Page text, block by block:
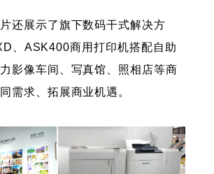
还展示了旗下数码干式解决方
、ASK400商用打印机搭配自助
影像车间、写真馆、照相店等商
需求、拓展商业机遇。